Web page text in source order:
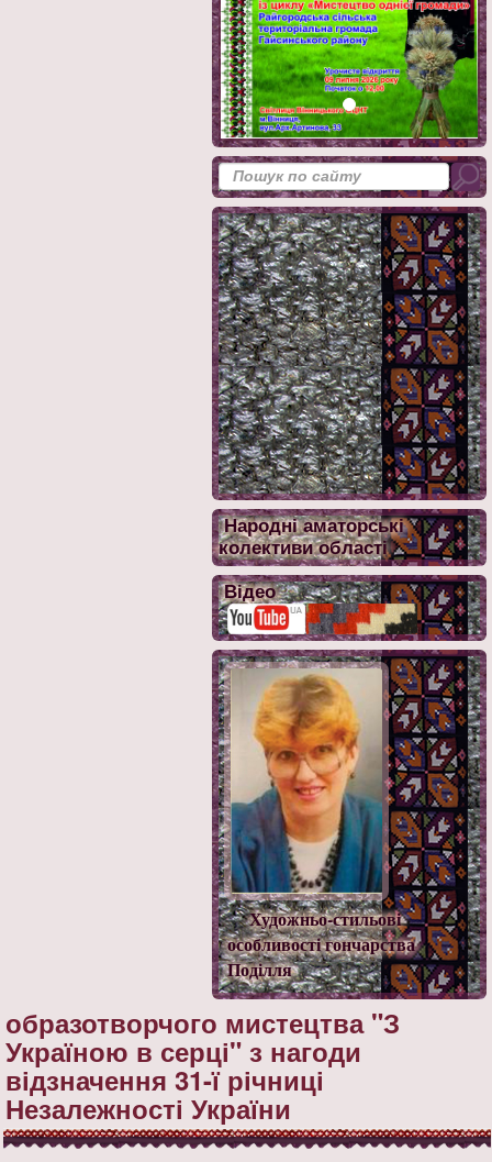
Народні аматорські
колективи області
Відео
Художньо-стильові
особливості гончарства
Поділля
образотворчого мистецтва "З
Україною в серці" з нагоди
відзначення 31-ї річниці
Незалежності України